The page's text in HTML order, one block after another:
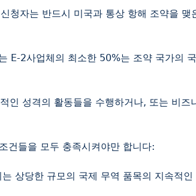
청자는 반드시 미국과 통상 항해 조약을 맺
E-2사업체의 최소한 50%는 조약 국가의 국
인 성격의 활동들을 수행하거나, 또는 비즈
건들을 모두 충족시켜야만 합니다:
상당한 규모의 국제 무역 품목의 지속적인